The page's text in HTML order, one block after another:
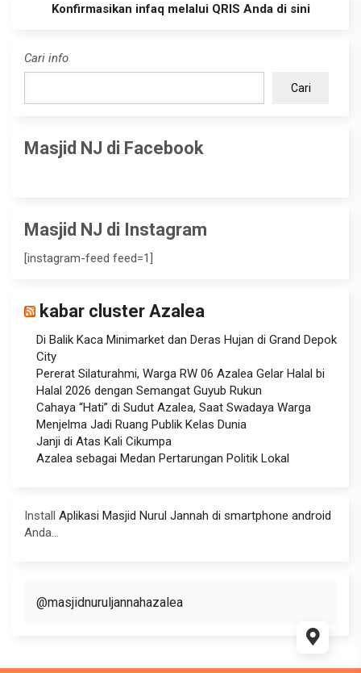
Konfirmasikan infaq melalui QRIS Anda di sini
Cari info
Cari
Masjid NJ di Facebook
Masjid NJ di Instagram
[instagram-feed feed=1]
kabar cluster Azalea
Di Balik Kaca Minimarket dan Deras Hujan di Grand Depok
City
Pererat Silaturahmi, Warga RW 06 Azalea Gelar Halal bi
Halal 2026 dengan Semangat Guyub Rukun
Cahaya “Hati” di Sudut Azalea, Saat Swadaya Warga
Menjelma Jadi Ruang Publik Kelas Dunia
Janji di Atas Kali Cikumpa
Azalea sebagai Medan Pertarungan Politik Lokal
Install Aplikasi Masjid Nurul Jannah di smartphone android
Anda...
@masjidnuruljannahazalea